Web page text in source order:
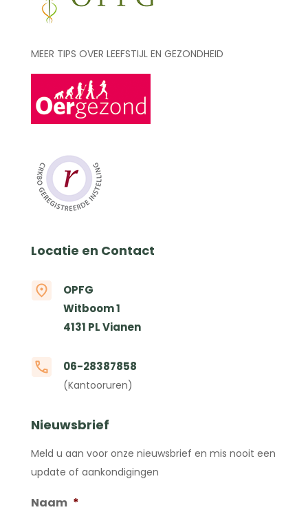
MEER TIPS OVER LEEFSTIJL EN GEZONDHEID
Locatie en Contact
OPFG
Witboom 1
4131 PL Vianen
06-28387858
(Kantooruren)
Nieuwsbrief
Meld u aan voor onze nieuwsbrief en mis nooit een
update of aankondigingen
Naam *